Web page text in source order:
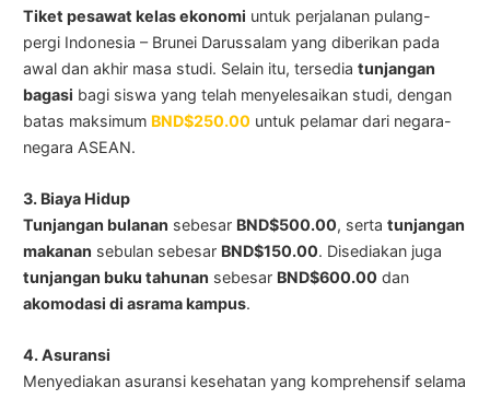
Tiket pesawat kelas ekonomi untuk perjalanan pulang-
pergi Indonesia – Brunei Darussalam yang diberikan pada
awal dan akhir masa studi. Selain itu, tersediatunjangan
bagasi bagi siswa yang telah menyelesaikan studi, dengan
batas maksimum BND$250.00 untuk pelamar dari negara-
negara ASEAN.
3. Biaya Hidup
Tunjangan bulanan sebesar BND$500.00, sertatunjangan
makanan sebulan sebesar BND$150.00. Disediakan juga
tunjangan buku tahunan sebesar BND$600.00 dan
akomodasi di asrama kampus.
4. Asuransi
Menyediakan asuransi kesehatan yang komprehensif selama